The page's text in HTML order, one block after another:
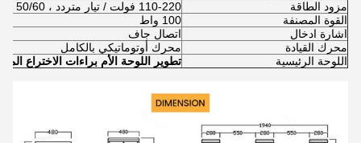
مزود الطاقة
110-220 فولت / تيار متردد ، 50/60 هرتز
القوة المصنفة
100 واط
اشارة ادخال
اتصال جاف
محرك القيادة
محرك أوتوماتيكي بالكامل
اللوحة الرئيسية
تطوير اللوحة الأم براءات الاختراع